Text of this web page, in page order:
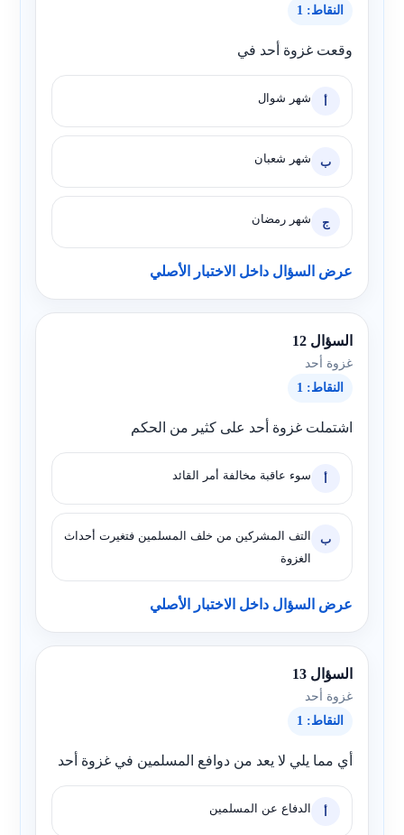
النقاط: 1
وقعت غزوة أحد في
أ شهر شوال
ب شهر شعبان
ج شهر رمضان
عرض السؤال داخل الاختبار الأصلي
السؤال 12
غزوة أحد
النقاط: 1
اشتملت غزوة أحد على كثير من الحكم
أ سوء عاقبة مخالفة أمر القائد
ب
التف المشركين من خلف المسلمين فتغيرت أحداث
الغزوة
عرض السؤال داخل الاختبار الأصلي
السؤال 13
غزوة أحد
النقاط: 1
أي مما يلي لا يعد من دوافع المسلمين في غزوة أحد
أ الدفاع عن المسلمين